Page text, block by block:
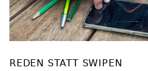
REDEN STATT SWIPEN